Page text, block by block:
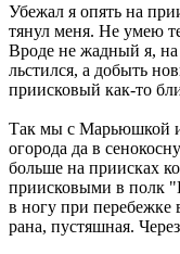
Убежал я опять на
тянул меня. Не умею
Вроде не жадный я, на
льстился, а добыть
приисковый как-то
Так мы с Марьюшкой
огорода да в
больше на приисках
приисковыми в полк
в ногу при
рана, пустяшная.